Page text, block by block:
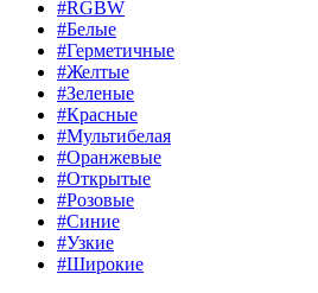
#RGBW
#Белые
#Герметичные
#Желтые
#Зеленые
#Красные
#Мультибелая
#Оранжевые
#Открытые
#Розовые
#Синие
#Узкие
#Широкие